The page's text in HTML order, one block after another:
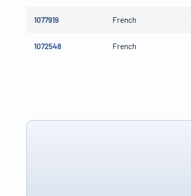
1077919 French
1072548 French